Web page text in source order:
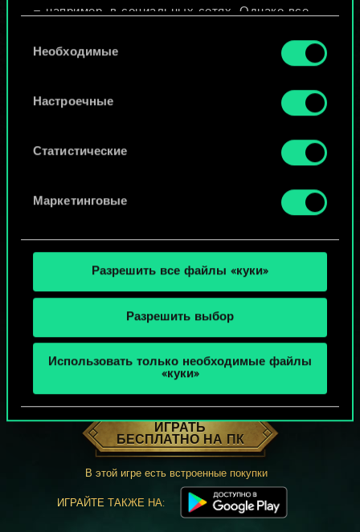
— например, в социальных сетях. Однако все
разрешения.
Найти подробную информацию о том, как мы
используем ваши файлы cookie, и изменить
«Настройки» ниже.
согласия
Необходимые
Настроечные
Статистические
Маркетинговые
Разрешить все файлы «куки»
Разрешить выбор
Использовать только необходимые файлы
«куки»
МОЖЕТ ПАРТЕЕЧКУ В ГВИНТ?
ИГРАТЬ
БЕСПЛАТНО НА ПК
В этой игре есть встроенные покупки
ИГРАЙТЕ ТАКЖЕ НА: